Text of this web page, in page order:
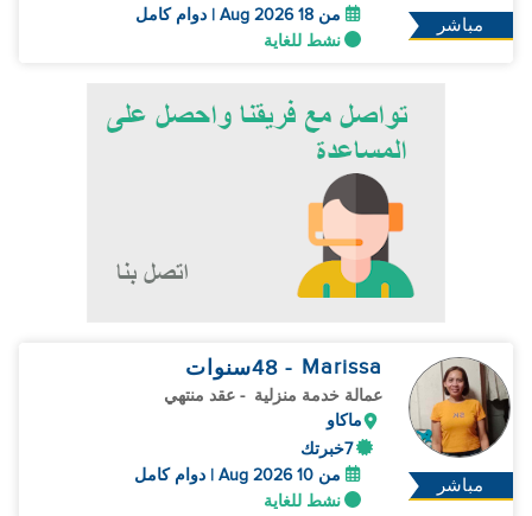
مباشر
من 18 Aug 2026 | دوام كامل
نشط للغاية
مباشر
Marissa
- 48 سنوات
عمالة خدمة منزلية - عقد منتهي
ماكاو
7خبرتك
من 10 Aug 2026 | دوام كامل
نشط للغاية